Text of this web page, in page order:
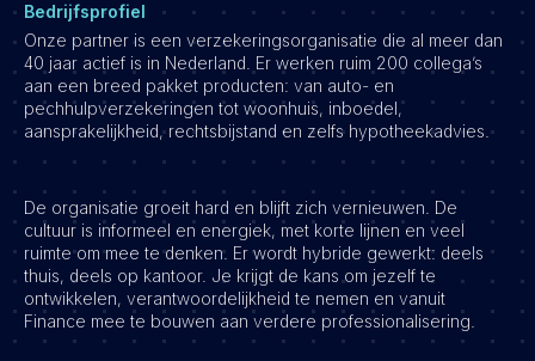
Operations & HR
Inzichten
Over ons
Werken bij Haystack People
Contact
Vacatures
Bedrijfsprofiel
Onze partner is een verzekeringsorganisatie die al meer dan
40 jaar actief is in Nederland. Er werken ruim 200 collega’s
aan een breed pakket producten: van auto- en
pechhulpverzekeringen tot woonhuis, inboedel,
aansprakelijkheid, rechtsbijstand en zelfs hypotheekadvies.
De organisatie groeit hard en blijft zich vernieuwen. De
cultuur is informeel en energiek, met korte lijnen en veel
ruimte om mee te denken. Er wordt hybride gewerkt: deels
thuis, deels op kantoor. Je krijgt de kans om jezelf te
ontwikkelen, verantwoordelijkheid te nemen en vanuit
Finance mee te bouwen aan verdere professionalisering.